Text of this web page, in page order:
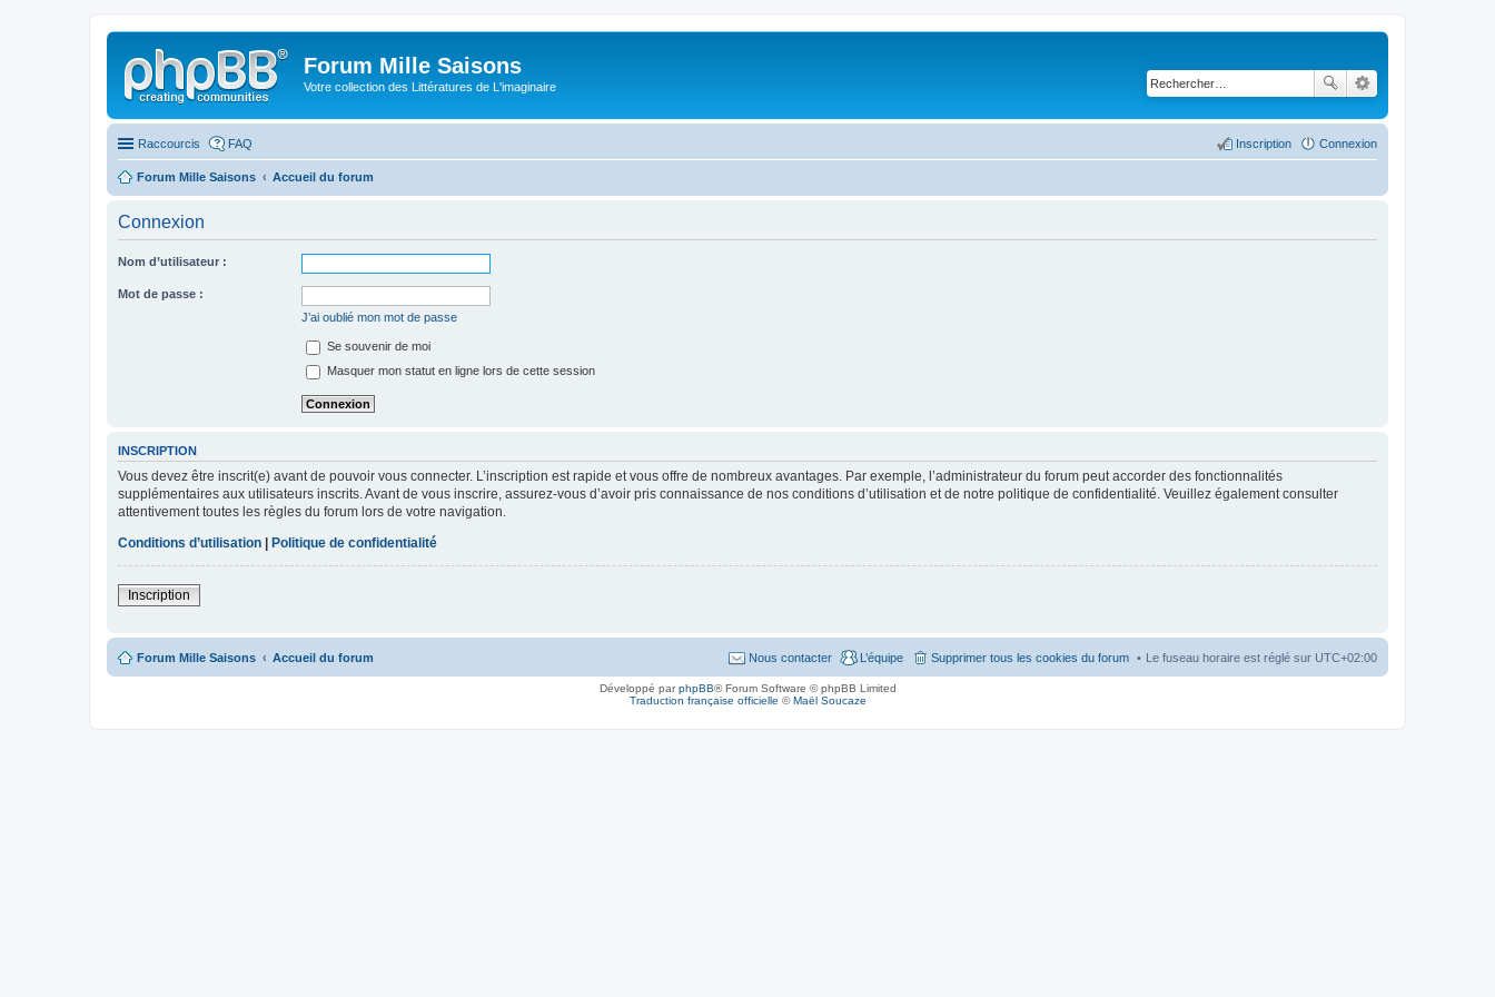
Forum Mille Saisons
Votre collection des Littératures de L'imaginaire
Raccourcis FAQ Connexion
Inscription
Forum Mille Saisons Accueil du forum
Connexion
Nom d’utilisateur :
Mot de passe :
J’ai oublié mon mot de passe
Se souvenir de moi
Masquer mon statut en ligne lors de cette session
INSCRIPTION
Vous devez être inscrit(e) avant de pouvoir vous connecter. L’inscription est rapide et vous offre de nombreux avantages. Par exemple, l’administrateur du forum peut accorder des fonctionnalités
supplémentaires aux utilisateurs inscrits. Avant de vous inscrire, assurez-vous d’avoir pris connaissance de nos conditions d’utilisation et de notre politique de confidentialité. Veuillez également consulter
attentivement toutes les règles du forum lors de votre navigation.
Conditions d’utilisation
Politique de confidentialité
Inscription
Forum Mille Saisons Accueil du forum Le fuseau horaire est réglé sur UTC+02:00
Supprimer tous les cookies du forum
L’équipe
Nous contacter
Développé parphpBB® Forum Software © phpBB Limited
Traduction française officielle ©Maël Soucaze